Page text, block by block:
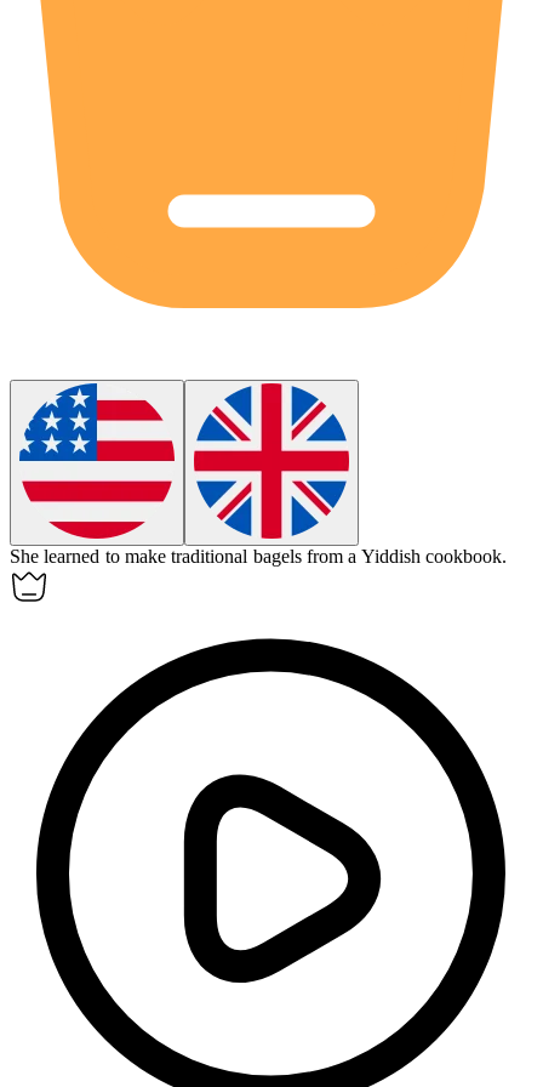
She learned to make traditional bagels from a Yiddish cookbook.